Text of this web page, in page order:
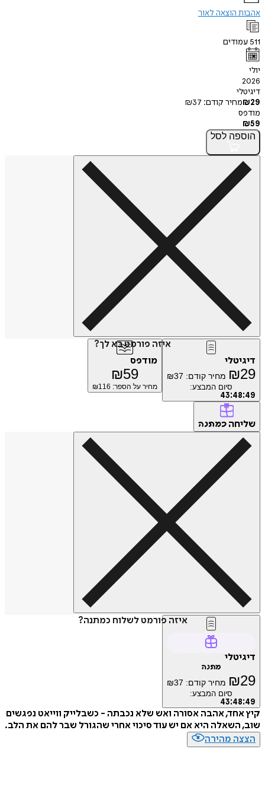
הוצאה לאור
קודם:
₪37
לסל
איזה פורמט בא לך?
₪ מחיר קודם: ₪37
סיום המבצע:
43:
מודפס
₪
מחיר על הספר: ₪116
כמתנה
איזה פורמט לשלוח כמתנה?
₪ מחיר קודם: ₪37
סיום המבצע:
43:
אהבה אסורה ואש שלא נכבתה - כשבלייק ווייאט נפגשים
היא אם יש עוד סיכוי אחרי שהגורל שבר להם את הלב.
מהירה